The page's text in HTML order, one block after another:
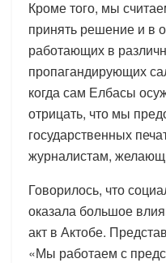
Кроме того, мы
принять решение и в
работающих в
пропагандирующих
когда сам Елбасы
отрицать, что мы
государственных
журналистам,
Говорилось, что
оказала большое
акт в Актобе.
«Мы работаем с